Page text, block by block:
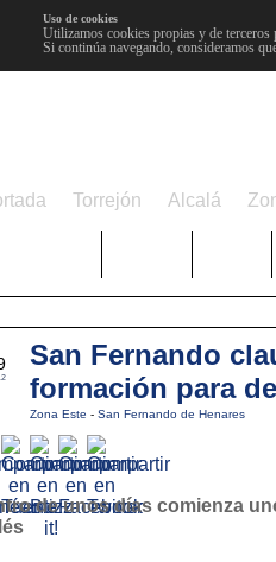
Uso de cookies
Utilizamos cookies propias y de terceros
Si continúa navegando, consideramos
Torrejón Alcalá
San Fernando
formación para
Zona Este - San Fernando de Henares
de unos días comienza